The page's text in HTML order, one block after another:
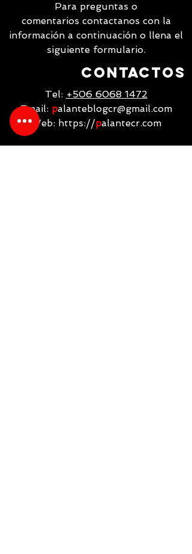
Para preguntas o
comentarios contactanos con la
información a continuación o llena el
siguiente formulario.
contactos
Tel: +506 6068 1472
Email: palanteblogcr@gmail.com
Web: https://palantecr.com